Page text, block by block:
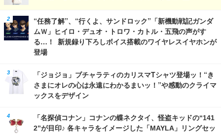
“任務了解”、“行くよ、サンドロック”「新機動戦記ガンダ
ムＷ」ヒイロ・デュオ・トロワ・カトル・五飛の声がす
る…！ 新規録り下ろしボイス搭載のワイヤレスイヤホンが
登場
「ジョジョ」ブチャラティのカリスマTシャツ登場ッ！“き
さまにオレの心は永遠にわかるまいッ！”や感動のクライマ
ックスをデザイン
「名探偵コナン」コナンの蝶ネクタイ、怪盗キッドの“141
2”が目印♪ 各キャラをイメージした「MAYLA」リングセッ